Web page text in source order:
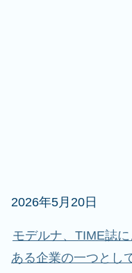
2026年5月20日
モデルナ、TIME誌
ある企業の一つとし